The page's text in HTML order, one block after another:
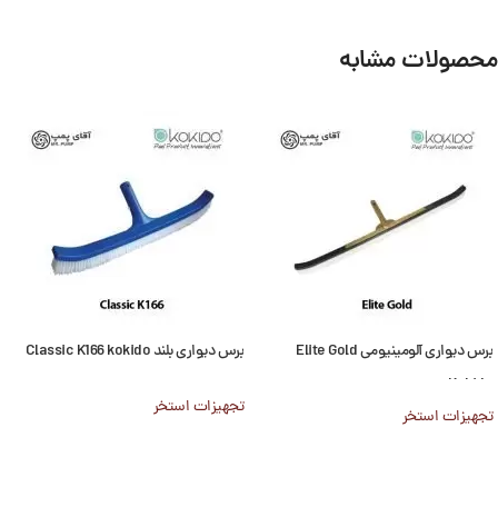
محصولات مشابه
برس دیواری آلومینیومی Elite Gold
Kokido
تجهیزات استخر
برس دیواری بلند Classic K166 kokido
تجهیزات استخر